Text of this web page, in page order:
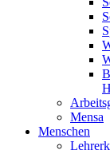
Mensa
Menschen